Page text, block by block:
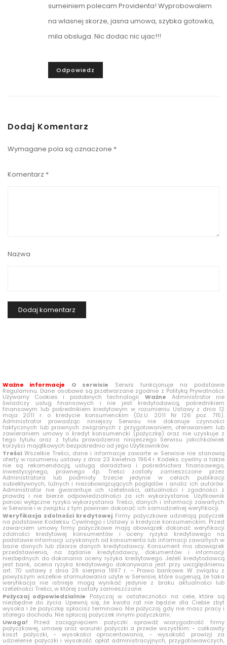
sumeiniem polecam Providenta! Wyprobowalem
na wlasnej skorze, jasna umowa, szybka gotowka,
mila obsluga. Nic dodac nic ujac!!!
Odpowiedz
Dodaj Komentarz
Wymagane pola są oznaczone *
Komentarz *
Nazwa
Ważne informacje O serwisie Serwis funkcjonuje na podstawie
Regulaminu. Dane osobowe są przetwarzane zgodnie z Polityką Prywatności.
Używamy Cookies i podobnych technologii. Ważne Administrator nie
świadczy usług finansowych i nie jest kredytodawcą, pośrednikiem
finansowym lub pośrednikiem kredytowym w rozumieniu Ustawy z dnia 12
maja 2011 r. o kredycie konsumenckim (Dz.U. 2011 Nr 126 poz. 715).
Administrator prowadząc niniejszy Serwisu nie dokonuje czynności
faktycznych lub prawnych związanych z przygotowaniem, oferowaniem lub
zawieraniem umowy o kredyt konsumencki (pożyczkę) oraz nie uzyskuje z
tego tytułu oraz z tytułu prowadzenia ninijeszego Serwisu jakichkolwiek
korzyści majątkowych bezpośrednio od jego Użytkowników.
Treści Wszelkie Treści, dane i informacje zawarte w Serwisie nie stanowią
oferty w rozumieniu ustawy z dnia 23 kwietnia 1964 r. Kodeks cywilny a także
nie są rekomendacją, usługą doradztwa i pośrednictwa finansowego,
inwestycyjnego, prawnego itp. Treści zostały zamieszczone przez
Administratora lub podmioty trzecie jedynie w celach publikacji
subiektywnych, luźnych i niezobowiązujących poglądów i analiz ich autorów.
Administrator nie gwarantuje ich rzetelności, aktualności i zgodności z
prawdą i nie bierze odpowiedzialności za ich wykorzystanie. Użytkownik
ponosi wyłączne ryzyko wykorzystania Treści, danych i informacji zawartych
w Serwisie i w związku z tym powinien dokonać ich samodzielnej weryfikacji.
Weryfikacja zdolności kredytowej Firmy pożyczkowe udzielają pożyczek
na podstawie Kodeksu Cywilnego i Ustawy o kredycie konsumenckim. Przed
zawarciem umowy firmy pożyczkowe mają obowiązek dokonać weryfikacji
zdolności kredytowej konsumentów i oceny ryzyka kredytowego na
podstawie informacji uzyskanych od konsumenta lub informacji zawartych w
bazie danych lub zbiorze danych kredytodawcy. Konsument ma obowiązek
przedstawienia, na żądanie kredytodawcy, dokumentów i informacji
niezbędnych do dokonania oceny ryzyka kredytowego. Jeżeli kredytodawcą
jest bank, ocena ryzyka kredytowego dokonywana jest przy uwzględnieniu
art. 70 ustawy z dnia 29 sierpnia 1997 r. – Prawo bankowe. W związku z
powyższym wszelkie sformułowania użyte w Serwisie, które sugerują, że taka
weryfikacja nie istnieje mogą wynikać jedynie z braku aktualności lub
rzetelności Treści, w której zostały zamieszczone.
Pożyczaj odpowiedzialnie Pożyczaj w ostateczności na cele, które są
niezbędne do życia. Upewnij się, że kwota rat nie będzie dla Ciebie zbyt
wysoka i że pożyczkę spłacisz terminowo. Nie pożyczaj gdy nie masz pracy i
stałego dochodu. Nie spłacaj pożyczek innymi pożyczkami.
Uwaga! Przed zaciągnięciem pożyczki sprawdź wiarygodność firmy
pożyczkowej, umowę oraz warunki pożyczki a przede wszystkim: - całkowity
koszt pożyczki, - wysokości oprocentowania, - wysokość prowizji za
udzielenie pożyczki i wysokość opłat administracyjnych, przygotowawczych,